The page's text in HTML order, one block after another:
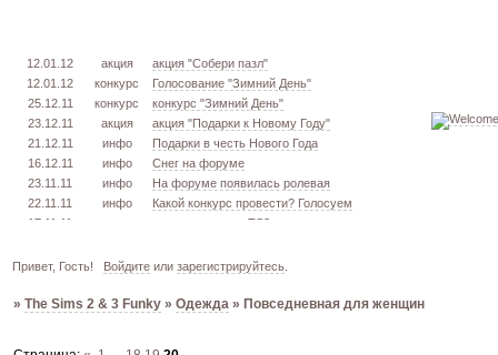
12.01.12 акция
акция "Собери пазл"
12.01.12
конкурс
Голосование "Зимний День"
25.12.11
конкурс
конкурс "Зимний День"
23.12.11
акция
акция "Подарки к Новому Году"
21.12.11
инфо
Подарки в честь Нового Года
16.12.11
инфо
Снег на форуме
23.11.11
инфо
На форуме появилась ролевая
22.11.11
инфо
Какой конкурс провести? Голосуем
17.11.11
извлекаем меш. TS3
15.11.11
урок
создаём свою обувь! TS3
03.10.11
инфо
город из GTA VC в игре TS3
Привет, Гость! Войдитеили зарегистрируйтесь.
»The Sims 2 & 3 Funky »Одежда » Повседневная для женщин